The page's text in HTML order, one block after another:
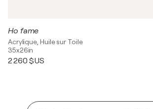
Ho fame
Acrylique, Huile sur Toile
35x26in
2 260 $US